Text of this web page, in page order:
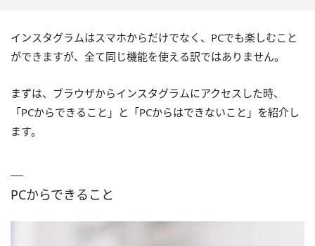
インスタグラムはスマホからだけでなく、PCでも楽しむこと
ができますが、全て同じ機能を使える訳ではありません。
まずは、ブラウザからインスタグラムにアクセスした時、
「PCからできること」と「PCからはできないこと」を紹介し
ます。
PCからできること